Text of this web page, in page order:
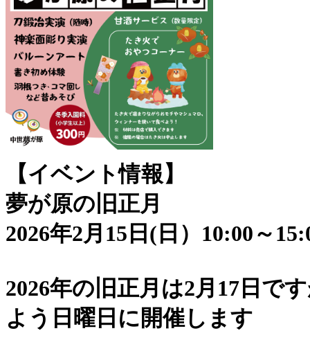
【イベント情報】
夢が原の旧正月
2026年2月15日(日）10:00～
2026年の旧正月は2月17日で
よう日曜日に開催します